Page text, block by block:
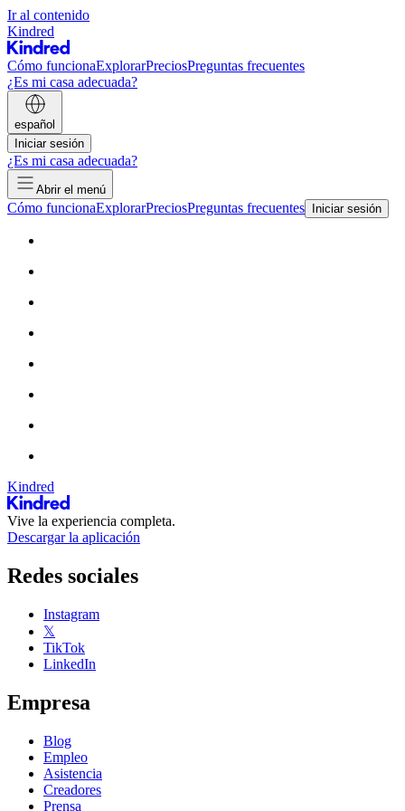
Ir al contenido
Kindred
Cómo funcionaExplorarPreciosPreguntas frecuentes
¿Es mi casa adecuada?
español
Iniciar sesión
¿Es mi casa adecuada?
Abrir el menú
Cómo funcionaExplorarPreciosPreguntas frecuentes Iniciar sesión
Kindred
Vive la experiencia completa.
Descargar la aplicación
Redes sociales
Instagram
𝕏
TikTok
LinkedIn
Empresa
Blog
Empleo
Asistencia
Creadores
Prensa